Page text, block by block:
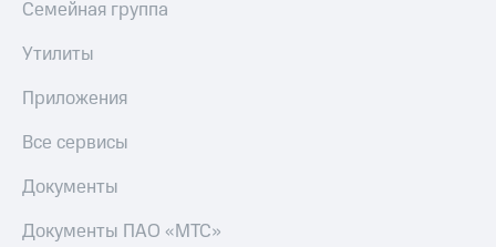
Семейная группа
Утилиты
Приложения
Все сервисы
Документы
Документы ПАО «МТС»